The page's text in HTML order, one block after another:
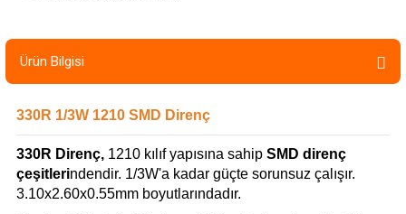
Ürün Bilgisi
330R 1/3W 1210 SMD Direnç
330R Direnç, 1210 kılıf yapısına sahip SMD direnç
çeşitlerindendir. 1/3W'a kadar güçte sorunsuz çalışır.
3.10x2.60x0.55mm boyutlarındadır.